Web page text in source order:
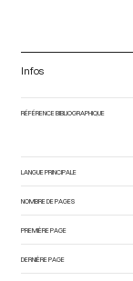
Infos
RÉFÉRENCE BIBLIOGRAPHIQUE
LANGUE PRINCIPALE
NOMBRE DE PAGES
PREMIÈRE PAGE
DERNIÈRE PAGE